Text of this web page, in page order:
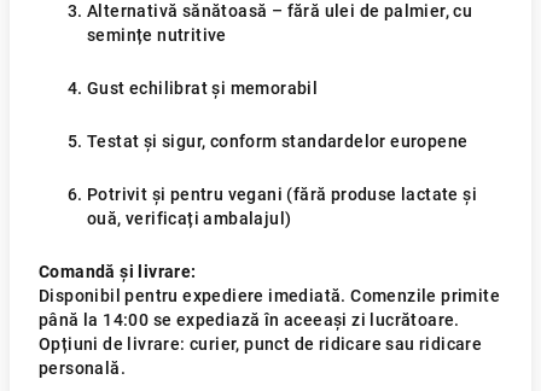
Alternativă sănătoasă – fără ulei de palmier, cu
semințe nutritive
Gust echilibrat și memorabil
Testat și sigur, conform standardelor europene
Potrivit și pentru vegani (fără produse lactate și
ouă, verificați ambalajul)
Comandă și livrare:
Disponibil pentru expediere imediată. Comenzile primite
până la 14:00 se expediază în aceeași zi lucrătoare.
Opțiuni de livrare: curier, punct de ridicare sau ridicare
personală.